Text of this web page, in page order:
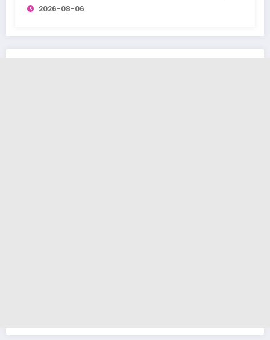
2026-08-06